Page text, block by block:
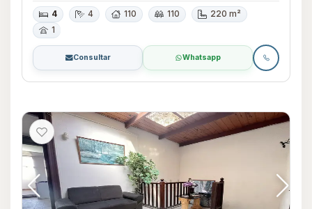
4 4 110 110
220 m²
1
Consultar Whatsapp